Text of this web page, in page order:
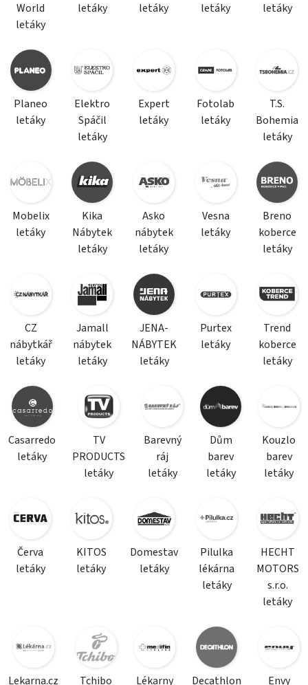
World
letáky
letáky
letáky
letáky
letáky
Planeo
letáky
Elektro
Spáčil
letáky
Expert
letáky
Fotolab
letáky
T.S.
Bohemia
letáky
Mobelix
letáky
Kika
Nábytek
letáky
Asko
nábytek
letáky
Vesna
letáky
Breno
koberce
letáky
CZ
nábytkář
letáky
Jamall
nábytek
letáky
JENA-
NÁBYTEK
letáky
Purtex
letáky
Trend
koberce
letáky
Casarredo
letáky
TV
PRODUCTS
letáky
Barevný
ráj
letáky
Dům
barev
letáky
Kouzlo
barev
letáky
Červa
letáky
KITOS
letáky
Domestav
letáky
Pilulka
lékárna
letáky
HECHT
MOTORS
s.r.o.
letáky
Lekarna.cz Tchibo Lékarny Decathlon Envy